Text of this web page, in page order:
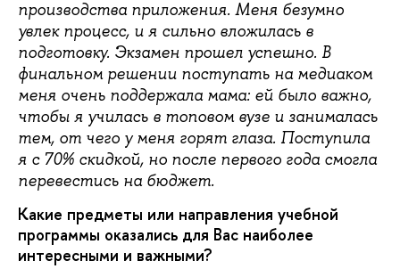
производства приложения. Меня безумно
увлек процесс, и я сильно вложилась в
подготовку. Экзамен прошел успешно. В
финальном решении поступать на медиаком
меня очень поддержала мама: ей было важно,
чтобы я училась в топовом вузе и занималась
тем, от чего у меня горят глаза. Поступила
я с 70% скидкой, но после первого года смогла
перевестись на бюджет.
Какие предметы или направления учебной
программы оказались для Вас наиболее
интересными и важными?